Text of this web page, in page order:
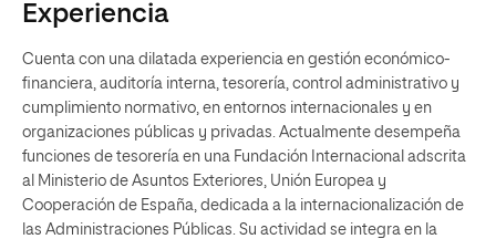
Experiencia
Cuenta con una dilatada experiencia en gestión económico-
financiera, auditoría interna, tesorería, control administrativo y
cumplimiento normativo, en entornos internacionales y en
organizaciones públicas y privadas. Actualmente desempeña
funciones de tesorería en una Fundación Internacional adscrita
al Ministerio de Asuntos Exteriores, Unión Europea y
Cooperación de España, dedicada a la internacionalización de
las Administraciones Públicas. Su actividad se integra en la